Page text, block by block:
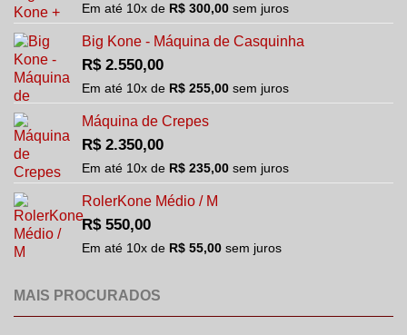
Em até 10x de R$ 300,00 sem juros
Big Kone - Máquina de Casquinha
R$2.550,00
Em até 10x de R$ 255,00 sem juros
Máquina de Crepes
R$2.350,00
Em até 10x de R$ 235,00 sem juros
RolerKone Médio / M
R$550,00
Em até 10x de R$ 55,00 sem juros
MAIS PROCURADOS